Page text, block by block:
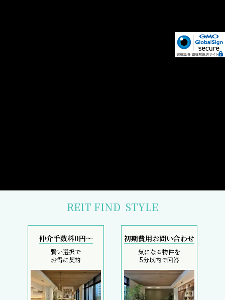
REIT FIND STYLE
仲介手数料0円～
賢い選択で
お得に契約
初期費用お問い合わせ
気になる物件を
5分以内で回答